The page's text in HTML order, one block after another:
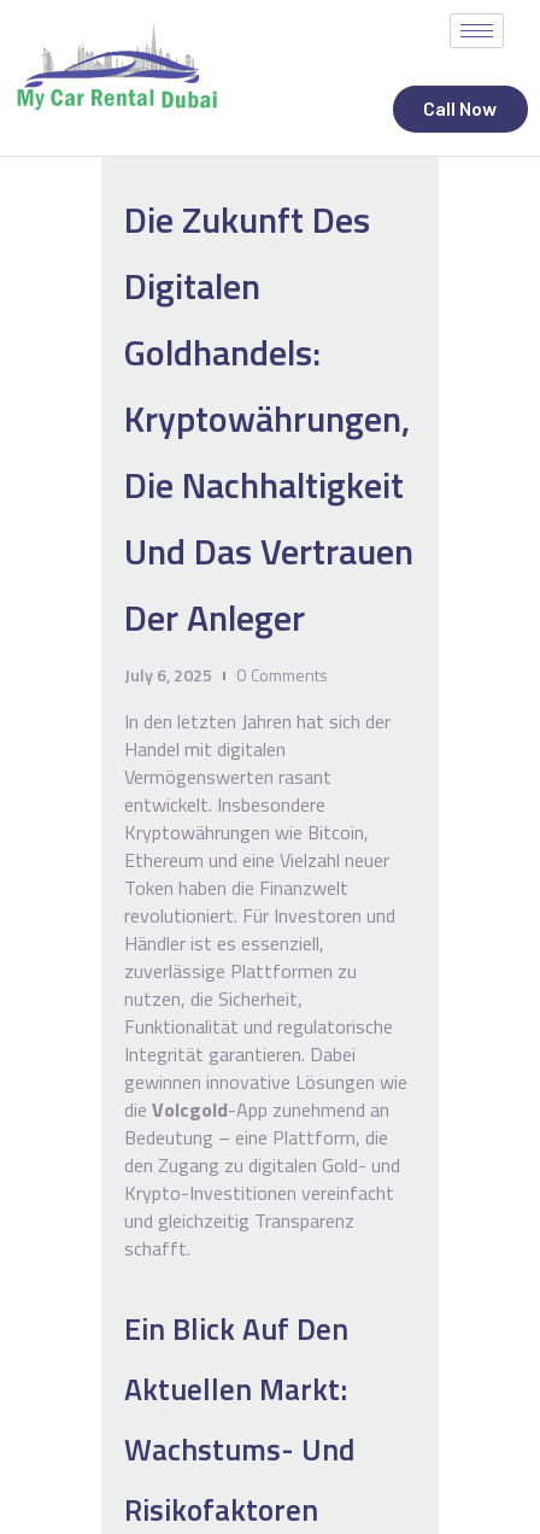
Call Now
ALL STATES
CAR RENTAL SERVICES
TOP BRANDS
CONTACT
Die Zukunft Des
Digitalen
Goldhandels:
Kryptowährungen,
Die Nachhaltigkeit
Und Das Vertrauen
Der Anleger
July 6, 2025 0 Comments
In den letzten Jahren hat sich der
Handel mit digitalen
Vermögenswerten rasant
entwickelt. Insbesondere
Kryptowährungen wie Bitcoin,
Ethereum und eine Vielzahl neuer
Token haben die Finanzwelt
revolutioniert. Für Investoren und
Händler ist es essenziell,
zuverlässige Plattformen zu
nutzen, die Sicherheit,
Funktionalität und regulatorische
Integrität garantieren. Dabei
gewinnen innovative Lösungen wie
die Volcgold-App zunehmend an
Bedeutung – eine Plattform, die
den Zugang zu digitalen Gold- und
Krypto-Investitionen vereinfacht
und gleichzeitig Transparenz
schafft.
Ein Blick Auf Den
Aktuellen Markt:
Wachstums- Und
Risikofaktoren